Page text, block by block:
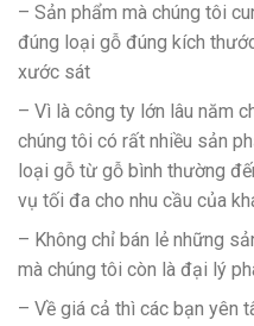
– Sản phẩm mà chúng tôi
đúng loại gỗ đúng kích
xước sát
– Vì là công ty lớn lâu năm
chúng tôi có rất nhiều sản
loại gỗ từ gỗ bình thường
vụ tối đa cho nhu cầu của
– Không chỉ bán lẻ những
mà chúng tôi còn là đại lý
– Về giá cả thì các bạn yên